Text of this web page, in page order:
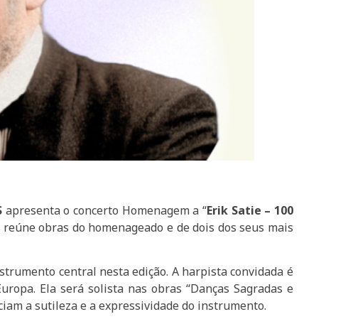
apresenta o concerto Homenagem a “Erik Satie – 100
obras do homenageado e de dois dos seus mais
central nesta edição. A harpista convidada é
Ela será solista nas obras “Danças Sagradas e
a sutileza e a expressividade do instrumento.